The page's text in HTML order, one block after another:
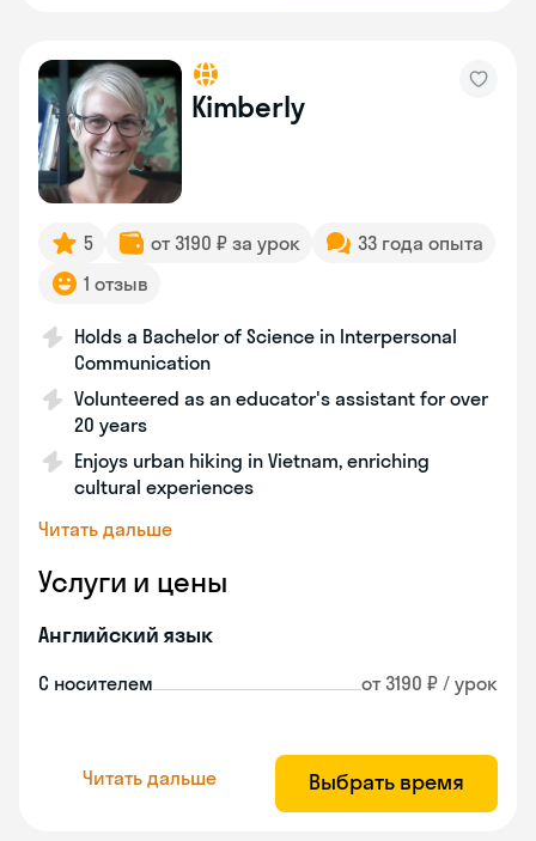
Kimberly
5 от 3190 ₽ за урок
33 года опыта
1 отзыв
Holds a Bachelor of Science in Interpersonal
Communication
Volunteered as an educator's assistant for over
20 years
Enjoys urban hiking in Vietnam, enriching
cultural experiences
Читать дальше
Услуги и цены
Английский язык
С носителем от 3190 ₽ / урок
Читать дальше Выбрать время